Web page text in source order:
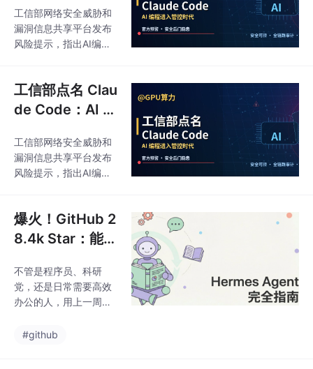
力的人来说，都非常关
键。AI行业可能正在
正式迈入全场景商用落
地新阶段，看懂未来三
年 AI 产业核心趋势！
控时代
工信部网络安全威胁和
漏洞信息共享平台发布
风险提示，指出AI编程
安全后门隐患，可能未
经用户同意回传敏感信
度参与软件开发流程，
企业面临核心代码、业
务数据等资产外泄风
险。行业正从追求效率
建立AI工具审计机制，
平衡开发效率与数据安
全。未来AI编程工具竞
化部署等企业级需求，
合规使用A
工信部点名 Clau
de Code：AI 编
控时代
工信部网络安全威胁和
漏洞信息共享平台发布
风险提示，指出AI编程
安全后门隐患，可能未
经用户同意回传敏感信
息。随着AI编程工具深
度参与软件开发流程，
企业面临核心代码、业
务数据等资产外泄风
险。行业正从追求效率
建立AI工具审计机制，
爆火！GitHub 2
8.4k Star：能自
Hermes Agen
t，越用越懂你
不管是程序员、科研
党，还是日常需要高效
办公的人，用上一周就
习惯、自动优化技能，
#github